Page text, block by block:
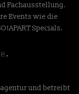
Fachausstellung.
Events wie die
Specials.
und betreibt